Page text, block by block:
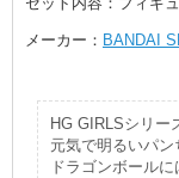
メーカー： BANDAI
HG GIRLSシリー
元気で明るいパン
ドラゴンボール